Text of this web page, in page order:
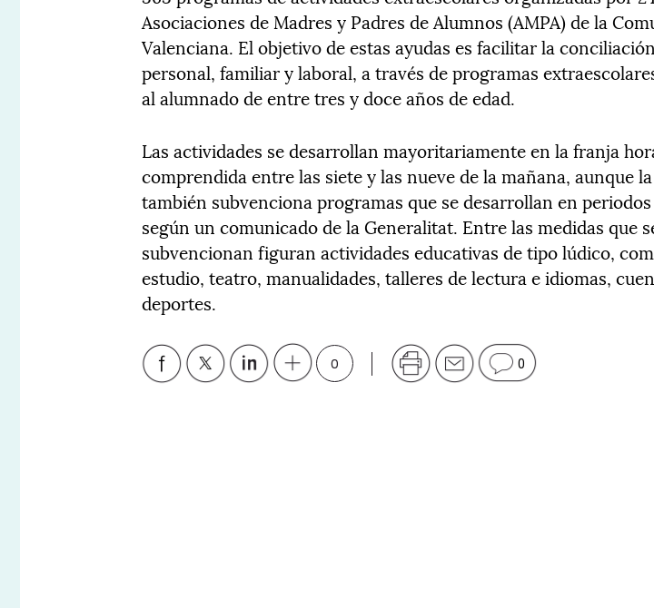
Asociaciones de Madres y Padres de Alumnos (AMPA) de la
Valenciana. El objetivo de estas ayudas es facilitar la
personal, familiar y laboral, a través de programas
al alumnado de entre tres y doce años de edad.
Las actividades se desarrollan mayoritariamente en la franja
comprendida entre las siete y las nueve de la mañana, aunque
también subvenciona programas que se desarrollan en
según un comunicado de la Generalitat. Entre las medidas que
subvencionan figuran actividades educativas de tipo lúdico,
estudio, teatro, manualidades, talleres de lectura e idiomas,
deportes.
0 0